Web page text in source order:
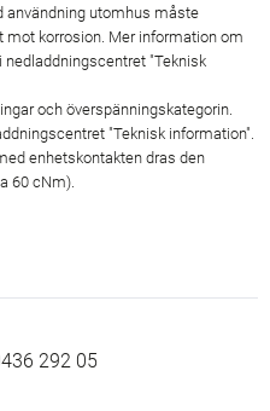
användning utomhus måste
mot korrosion. Mer information om
nedladdningscentret "Teknisk
och överspänningskategorin.
"Teknisk information".
enhetskontakten dras den
60 cNm).
292 05